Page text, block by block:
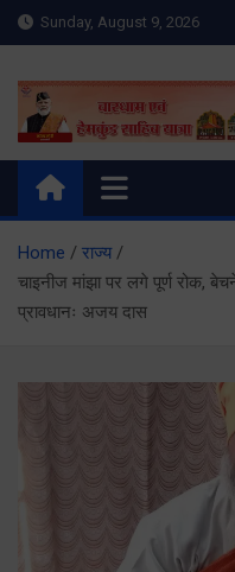
Skip
to
Sunday, August 9, 2026
Meru Raibar
News |
meruraibar.com
Home
राज्य
चाइनीज मांझा पर लगे पूर्ण रोक,
प्रावधानः अजय दास